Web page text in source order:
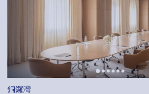
銅鑼灣